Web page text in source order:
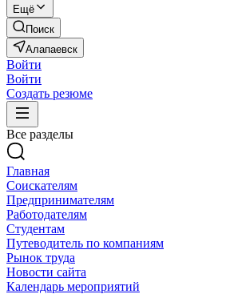
Ещё
Поиск
Алапаевск
Войти
Войти
Создать резюме
Все разделы
Главная
Соискателям
Предпринимателям
Работодателям
Студентам
Путеводитель по компаниям
Рынок труда
Новости сайта
Календарь мероприятий